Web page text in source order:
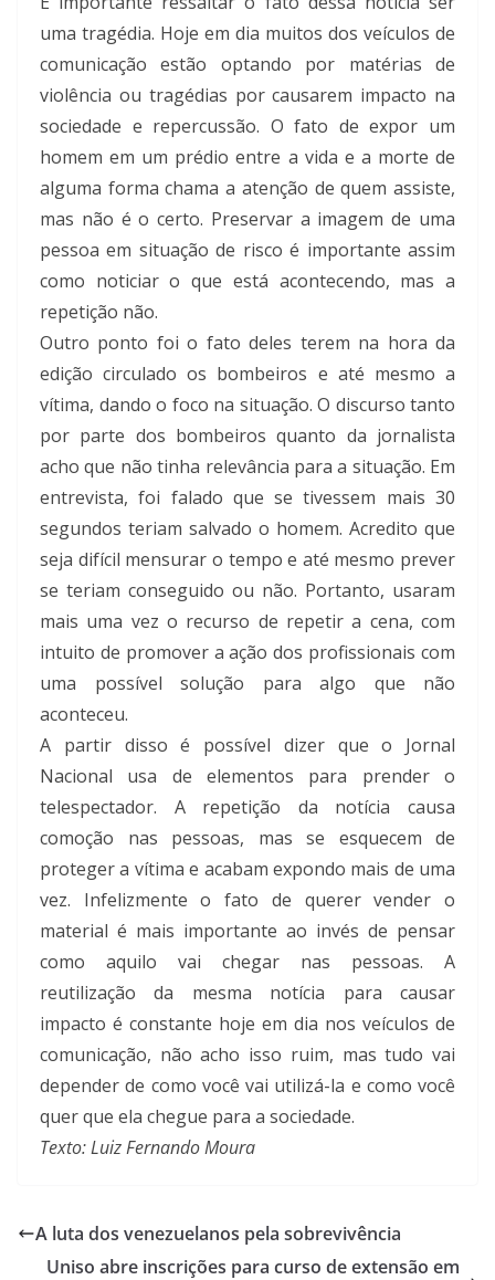
uma tragédia. Hoje em dia muitos dos veículos de
comunicação estão optando por matérias de
violência ou tragédias por causarem impacto na
sociedade e repercussão. O fato de expor um
homem em um prédio entre a vida e a morte de
alguma forma chama a atenção de quem assiste,
mas não é o certo. Preservar a imagem de uma
pessoa em situação de risco é importante assim
como noticiar o que está acontecendo, mas a
repetição não.
Outro ponto foi o fato deles terem na hora da
edição circulado os bombeiros e até mesmo a
vítima, dando o foco na situação. O discurso tanto
por parte dos bombeiros quanto da jornalista
acho que não tinha relevância para a situação. Em
entrevista, foi falado que se tivessem mais 30
segundos teriam salvado o homem. Acredito que
seja difícil mensurar o tempo e até mesmo prever
se teriam conseguido ou não. Portanto, usaram
mais uma vez o recurso de repetir a cena, com
intuito de promover a ação dos profissionais com
uma possível solução para algo que não
aconteceu.
A partir disso é possível dizer que o Jornal
Nacional usa de elementos para prender o
telespectador. A repetição da notícia causa
comoção nas pessoas, mas se esquecem de
proteger a vítima e acabam expondo mais de uma
vez. Infelizmente o fato de querer vender o
material é mais importante ao invés de pensar
como aquilo vai chegar nas pessoas. A
reutilização da mesma notícia para causar
impacto é constante hoje em dia nos veículos de
comunicação, não acho isso ruim, mas tudo vai
depender de como você vai utilizá-la e como você
quer que ela chegue para a sociedade.
Texto: Luiz Fernando Moura
A luta dos venezuelanos pela sobrevivência
Uniso abre inscrições para curso de extensão em